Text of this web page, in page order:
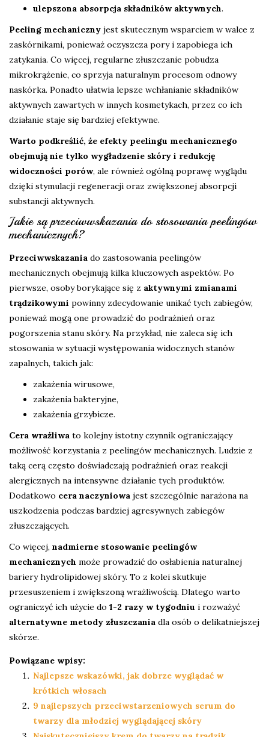
ulepszona absorpcja składników aktywnych.
Peeling mechaniczny jest skutecznym wsparciem w walce z
zaskórnikami, ponieważ oczyszcza pory i zapobiega ich
zatykania. Co więcej, regularne złuszczanie pobudza
mikrokrążenie, co sprzyja naturalnym procesom odnowy
naskórka. Ponadto ułatwia lepsze wchłanianie składników
aktywnych zawartych w innych kosmetykach, przez co ich
działanie staje się bardziej efektywne.
Warto podkreślić, że efekty peelingu mechanicznego
obejmują nie tylko wygładzenie skóry i redukcję
widoczności porów, ale również ogólną poprawę wyglądu
dzięki stymulacji regeneracji oraz zwiększonej absorpcji
substancji aktywnych.
Jakie są przeciwwskazania do stosowania peelingów
mechanicznych?
Przeciwwskazania do zastosowania peelingów
mechanicznych obejmują kilka kluczowych aspektów. Po
pierwsze, osoby borykające się z aktywnymi zmianami
trądzikowymi powinny zdecydowanie unikać tych zabiegów,
ponieważ mogą one prowadzić do podrażnień oraz
pogorszenia stanu skóry. Na przykład, nie zaleca się ich
stosowania w sytuacji występowania widocznych stanów
zapalnych, takich jak:
zakażenia wirusowe,
zakażenia bakteryjne,
zakażenia grzybicze.
Cera wrażliwa to kolejny istotny czynnik ograniczający
możliwość korzystania z peelingów mechanicznych. Ludzie z
taką cerą często doświadczają podrażnień oraz reakcji
alergicznych na intensywne działanie tych produktów.
Dodatkowo cera naczyniowa jest szczególnie narażona na
uszkodzenia podczas bardziej agresywnych zabiegów
złuszczających.
Co więcej, nadmierne stosowanie peelingów
mechanicznych może prowadzić do osłabienia naturalnej
bariery hydrolipidowej skóry. To z kolei skutkuje
przesuszeniem i zwiększoną wrażliwością. Dlatego warto
ograniczyć ich użycie do 1-2 razy w tygodniu i rozważyć
alternatywne metody złuszczania dla osób o delikatniejszej
skórze.
Powiązane wpisy:
Najlepsze wskazówki, jak dobrze wyglądać w
krótkich włosach
9 najlepszych przeciwstarzeniowych serum do
twarzy dla młodziej wyglądającej skóry